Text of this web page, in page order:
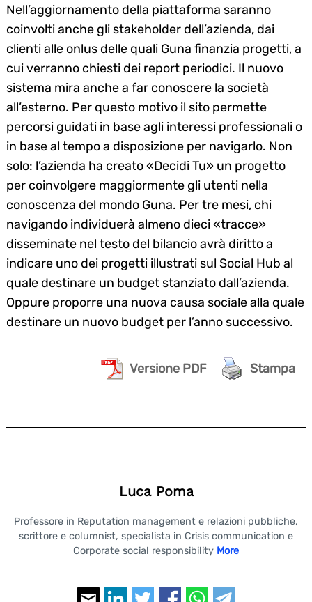
Nell’aggiornamento della piattaforma saranno
coinvolti anche gli stakeholder dell’azienda, dai
clienti alle onlus delle quali Guna finanzia progetti, a
cui verranno chiesti dei report periodici. Il nuovo
sistema mira anche a far conoscere la società
all’esterno. Per questo motivo il sito permette
percorsi guidati in base agli interessi professionali o
in base al tempo a disposizione per navigarlo. Non
solo: l’azienda ha creato «Decidi Tu» un progetto
per coinvolgere maggiormente gli utenti nella
conoscenza del mondo Guna. Per tre mesi, chi
navigando individuerà almeno dieci «tracce»
disseminate nel testo del bilancio avrà diritto a
indicare uno dei progetti illustrati sul Social Hub al
quale destinare un budget stanziato dall’azienda.
Oppure proporre una nuova causa sociale alla quale
destinare un nuovo budget per l’anno successivo.
Versione PDF Stampa
Luca Poma
Professore in Reputation management e relazioni pubbliche,
scrittore e columnist, specialista in Crisis communication e
Corporate social responsibility More
Search